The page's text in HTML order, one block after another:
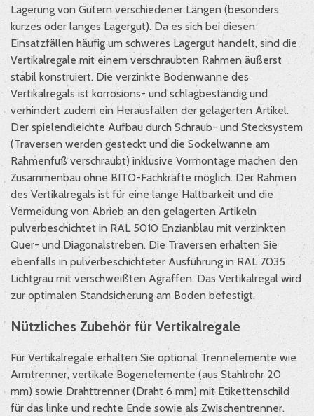
Lagerung von Gütern verschiedener Längen (besonders
kurzes oder langes Lagergut). Da es sich bei diesen
Einsatzfällen häufig um schweres Lagergut handelt, sind die
Vertikalregale mit einem verschraubten Rahmen äußerst
stabil konstruiert. Die verzinkte Bodenwanne des
Vertikalregals ist korrosions- und schlagbeständig und
verhindert zudem ein Herausfallen der gelagerten Artikel.
Der spielendleichte Aufbau durch Schraub- und Stecksystem
(Traversen werden gesteckt und die Sockelwanne am
Rahmenfuß verschraubt) inklusive Vormontage machen den
Zusammenbau ohne BITO-Fachkräfte möglich. Der Rahmen
des Vertikalregals ist für eine lange Haltbarkeit und die
Vermeidung von Abrieb an den gelagerten Artikeln
pulverbeschichtet in RAL 5010 Enzianblau mit verzinkten
Quer- und Diagonalstreben. Die Traversen erhalten Sie
ebenfalls in pulverbeschichteter Ausführung in RAL 7035
Lichtgrau mit verschweißten Agraffen. Das Vertikalregal wird
zur optimalen Standsicherung am Boden befestigt.
Nützliches Zubehör für Vertikalregale
Für Vertikalregale erhalten Sie optional Trennelemente wie
Armtrenner, vertikale Bogenelemente (aus Stahlrohr 20
mm) sowie Drahttrenner (Draht 6 mm) mit Etikettenschild
für das linke und rechte Ende sowie als Zwischentrenner.